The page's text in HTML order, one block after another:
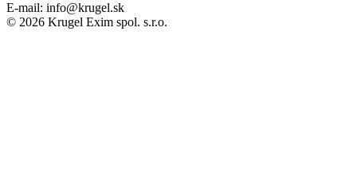
E-mail: info@krugel.sk
© 2026 Krugel Exim spol. s.r.o.